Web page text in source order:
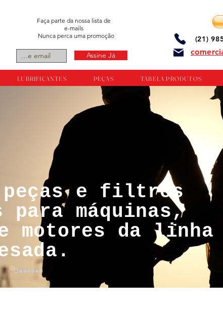
Faça parte da nossa lista de
e-mails
Nunca perca uma promoção
Assine Já
(21)
LUBRIFICANTES PEÇAS TABELA PRODUTOS
peças e filtros
máquinas,
motores da linha